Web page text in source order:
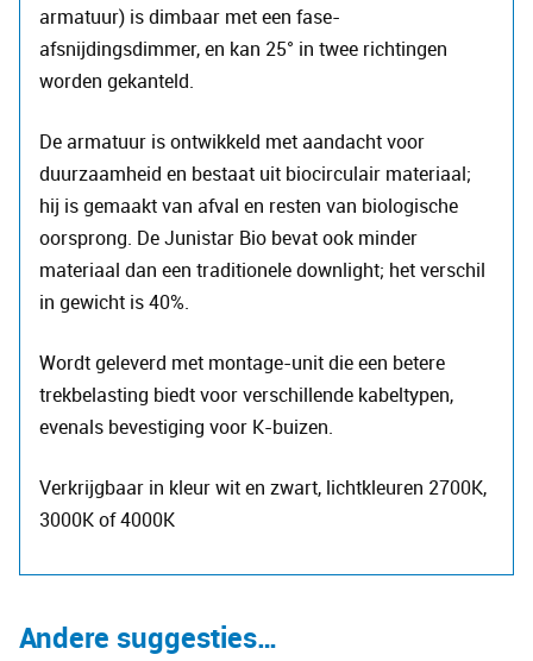
armatuur) is dimbaar met een fase-
afsnijdingsdimmer, en kan 25° in twee richtingen
worden gekanteld.
De armatuur is ontwikkeld met aandacht voor
duurzaamheid en bestaat uit biocirculair materiaal;
hij is gemaakt van afval en resten van biologische
oorsprong. De Junistar Bio bevat ook minder
materiaal dan een traditionele downlight; het verschil
in gewicht is 40%.
Wordt geleverd met montage-unit die een betere
trekbelasting biedt voor verschillende kabeltypen,
evenals bevestiging voor K-buizen.
Verkrijgbaar in kleur wit en zwart, lichtkleuren 2700K,
3000K of 4000K
Andere suggesties…